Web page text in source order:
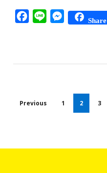
Facebook
Line Messenger
Share
Previous 1 2 3